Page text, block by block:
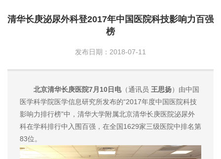
清华长庚泌尿外科登2017年中国医院科技影响力百强
榜
发布日期：2018-07-11
北京清华长庚医院7月10日电（通讯员 王思扬）由中国
医学科学院医学信息研究所发布的“2017年度中国医院科技
影响力排行榜”中，清华大学附属北京清华长庚医院泌尿外
科在学科排行中入围百强，在全国1629家三级医院中排名第
83位。